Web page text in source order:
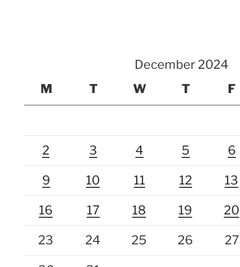
December 2024
M
T W T F
2 3 4 5 6
9 10 11 12 13
16 17 18 19 20
23 24 25 26 27